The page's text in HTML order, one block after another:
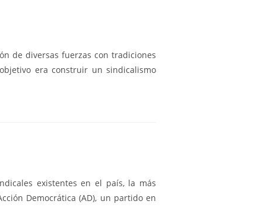
de diversas fuerzas con tradiciones
era construir un sindicalismo
existentes en el país, la más
Democrática (AD), un partido en